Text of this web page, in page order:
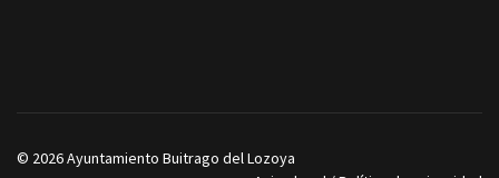
© 2026 Ayuntamiento Buitrago del Lozoya